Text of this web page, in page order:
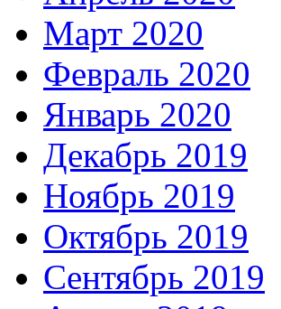
Март 2020
Февраль 2020
Январь 2020
Декабрь 2019
Ноябрь 2019
Октябрь 2019
Сентябрь 2019